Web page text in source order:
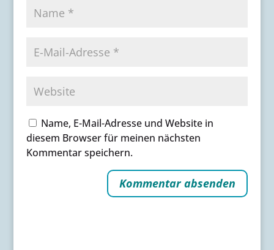
Name, E-Mail-Adresse und Website in
diesem Browser für meinen nächsten
Kommentar speichern.